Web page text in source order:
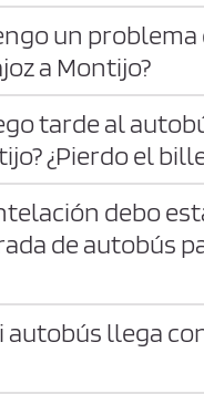
un problema
a Montijo?
tarde al
¿Pierdo el
debo
de autobús
autobús llega